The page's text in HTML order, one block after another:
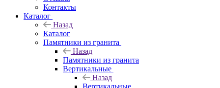
Контакты
Каталог
Назад
Каталог
Памятники из гранита
Назад
Памятники из гранита
Вертикальные
Назад
Вертикальные